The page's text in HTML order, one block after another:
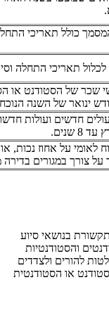
כולל תאריכי
תאריכי התחלה
שכר של הסטודנט או
ינואר של השנה
חדשים ועולות
שנים.
לאומי על אחוז נכות,
על צורך במגורים בדירה
בנושאי סיוע
והסטודנטיות
להורים ולצדדים
או הסטודנטית